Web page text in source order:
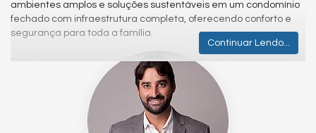
ambientes amplos e soluções sustentáveis em um condomínio
fechado com infraestrutura completa, oferecendo conforto e
segurança para toda a família.
Com um projeto que privilegia a integração dos espaços e a
iluminação natural, a casa conta com pé-direito elevado,
proporcionando maior amplitude e sofisticação aos ambientes
Continuar Lendo...